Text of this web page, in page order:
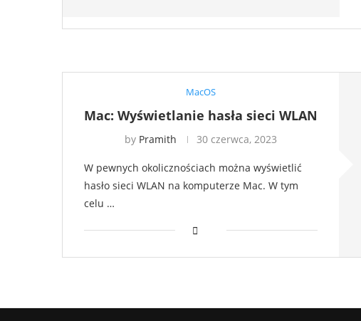
MacOS
Mac: Wyświetlanie hasła sieci WLAN
by Pramith 30 czerwca, 2023
W pewnych okolicznościach można wyświetlić
hasło sieci WLAN na komputerze Mac. W tym
celu …